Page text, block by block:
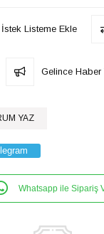
İstek Listeme Ekle
Gelince Haber
YAZ
Whatsapp ile Sipariş